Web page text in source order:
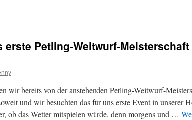
erste Petling-Weitwurf-Meisterschaft
wir bereits von der anstehenden Petling-Weitwurf-
und wir besuchten das für uns erste Event in unserer
ob das Wetter mitspielen würde, denn morgens und …